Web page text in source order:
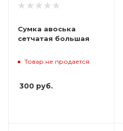
Сумка авоська
сетчатая большая
Товар не продается
300 руб.